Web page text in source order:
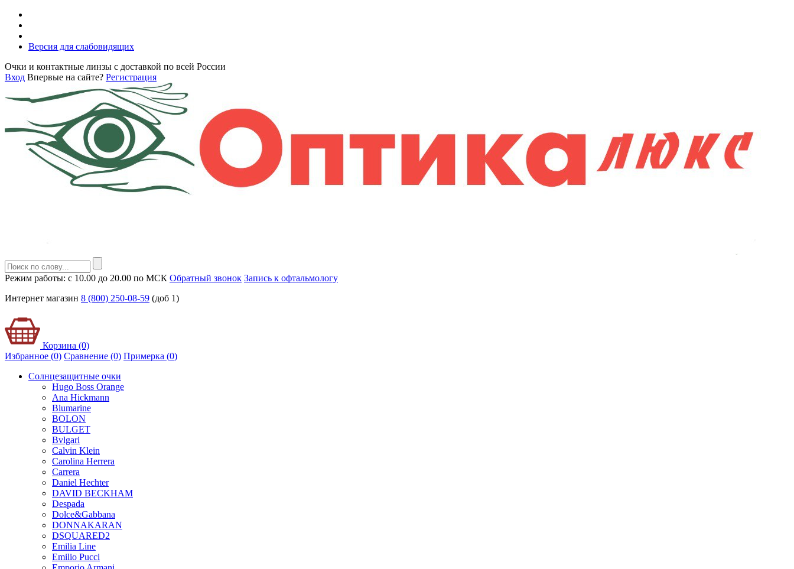
Версия для слабовидящих
Очки и контактные линзы с доставкой по всей России
Вход Впервые на сайте? Регистрация
Режим работы: с 10.00 до 20.00 по МСК Обратный звонок Запись к офтальмологу
Интернет магазин 8 (800) 250-08-59 (доб 1)
Корзина (0)
Избранное (0) Сравнение (0) Примерка (0)
Солнцезащитные очки
Hugo Boss Orange
Ana Hickmann
Blumarine
BOLON
BULGET
Bvlgari
Calvin Klein
Carolina Herrera
Carrera
Daniel Hechter
DAVID BECKHAM
Despada
Dolce&Gabbana
DONNAKARAN
DSQUARED2
Emilia Line
Emilio Pucci